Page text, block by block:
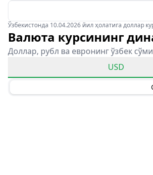
Ўзбекистонда 10.04.2026 йил ҳолатига доллар
Валюта курсининг
Доллар, рубл ва евронинг ўзбек
USD